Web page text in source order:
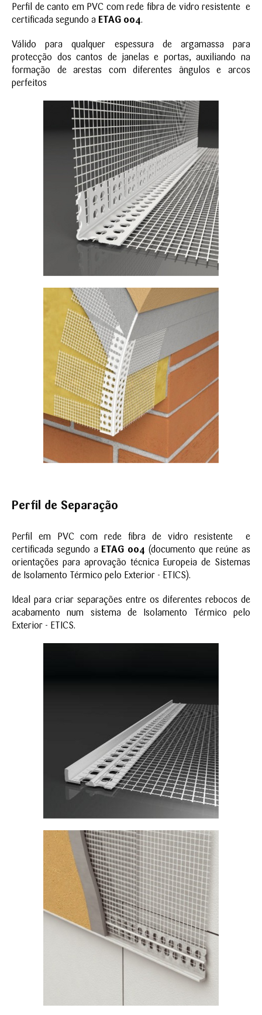
Perfil de canto em PVC com rede fibra de vidro resistente e
certificada segundo a ETAG 004.
Válido para qualquer espessura de argamassa para
protecção dos cantos de janelas e portas, auxiliando na
formação de arestas com diferentes ângulos e arcos
perfeitos
Perfil de Separação
Perfil em PVC com rede fibra de vidro resistente e
certificada segundo a ETAG 004 (documento que reúne as
orientações para aprovação técnica Europeia de Sistemas
de Isolamento Térmico pelo Exterior - ETICS).
Ideal para criar separações entre os diferentes rebocos de
acabamento num sistema de Isolamento Térmico pelo
Exterior - ETICS.